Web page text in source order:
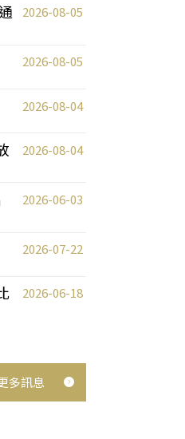
2026-08-05
2026-08-05
2026-08-04
2026-08-04
2026-06-03
2026-07-22
2026-06-18
多訊息